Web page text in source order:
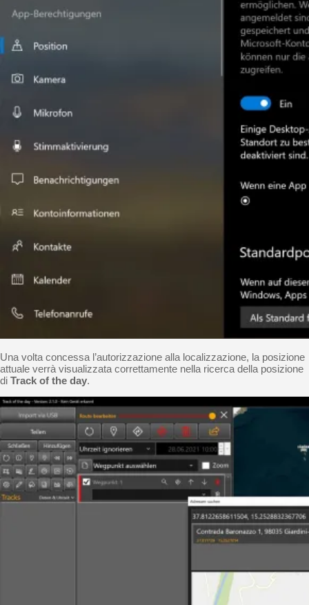
Una volta concessa l’autorizzazione alla localizzazione, la posizione
attuale verrà visualizzata correttamente nella ricerca della posizione
di Track of the day.